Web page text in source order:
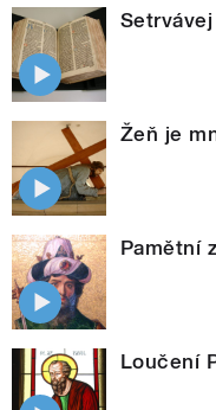
Žeň je
Pamětní
Loučení